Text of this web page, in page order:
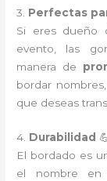
3. Perfectas
Si eres dueño
evento, las
manera de
bordar
que deseas
4. Durabilidad
El bordado es
el nombre en